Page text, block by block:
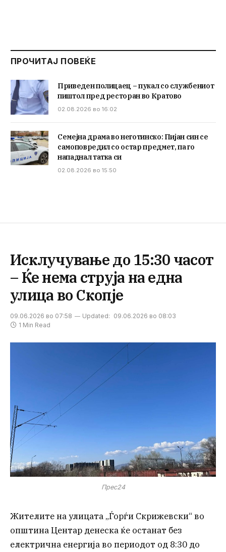
ПРОЧИТАЈ ПОВЕЌЕ
Приведен полицаец – пукал со службениот
пиштол пред ресторан во Кратово
02.08.2026 во 16:02
Семејна драма во неготинско: Пијан син се
самоповредил со остар предмет, па го
нападнал татка си
02.08.2026 во 15:50
Исклучување до 15:30 часот
– Ќе нема струја на една
улица во Скопје
09.06.2026 во 07:58 Updated: 09.06.2026 во 08:03
1 Min Read
Прес24
Жителите на улицата „Ѓорѓи Скрижевски“ во
општина Центар денеска ќе останат без
електрична енергија во периодот од 8:30 до